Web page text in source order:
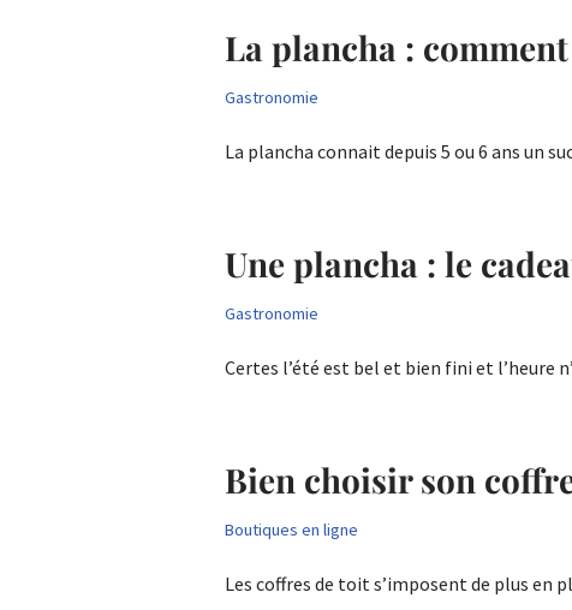
La plancha :
Gastronomie
La plancha connait depuis 5 ou 6 ans un
Une plancha : le
Gastronomie
Certes l’été est bel et bien fini et l’heure
Bien choisir son
Boutiques en ligne
Les coffres de toit s’imposent de plus en